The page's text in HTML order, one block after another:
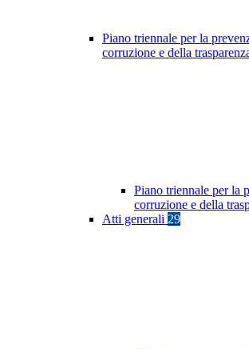
Piano triennale per la
corruzione e della
Piano triennale per la
corruzione e della
Atti generali 29